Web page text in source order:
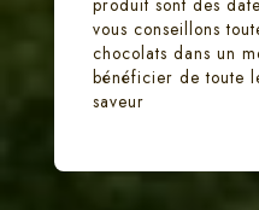
vous conseillons
chocolats dans un
bénéficier de toute
saveur